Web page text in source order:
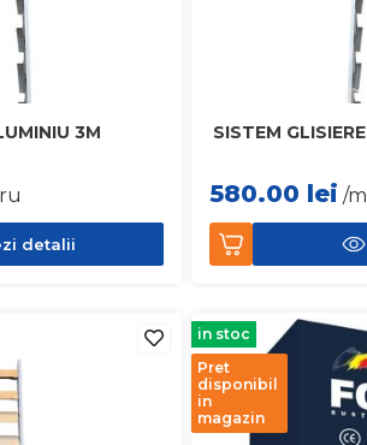
3M
detalii
SISTEM
580.00 lei /
in stoc
Pret
disponibil
in
magazin